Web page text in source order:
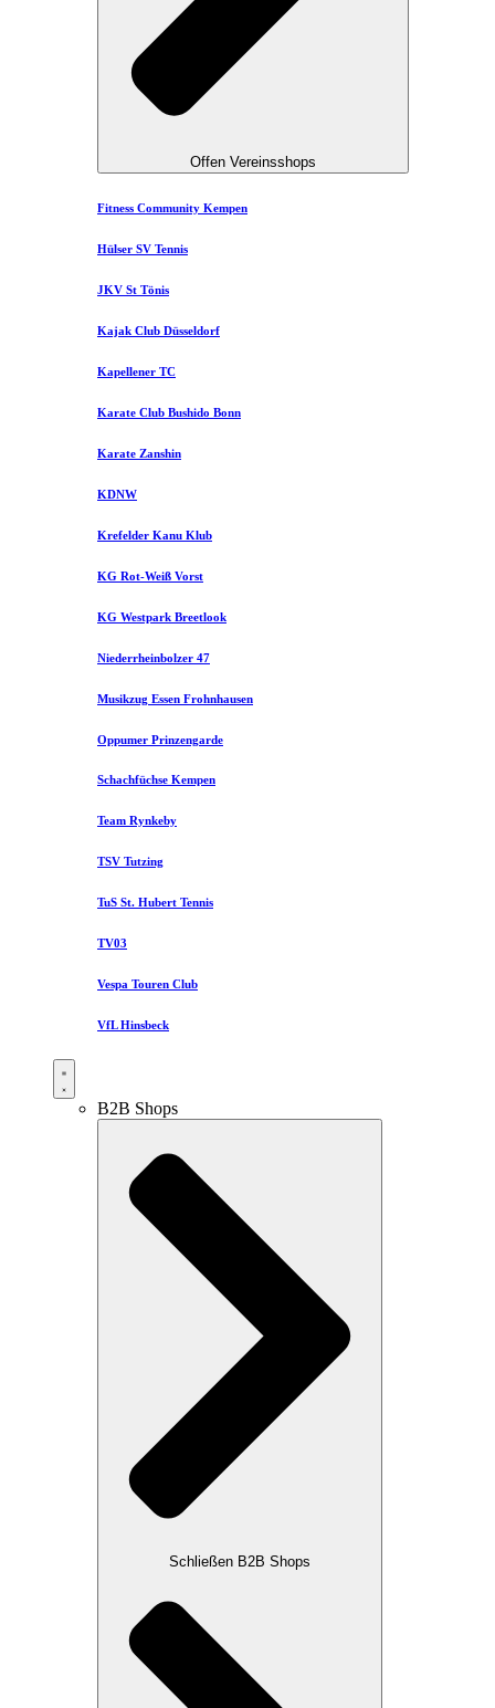
Offen Vereinsshops
Fitness Community Kempen
Hülser SV Tennis
JKV St Tönis
Kajak Club Düsseldorf
Kapellener TC
Karate Club Bushido Bonn
Karate Zanshin
KDNW
Krefelder Kanu Klub
KG Rot-Weiß Vorst
KG Westpark Breetlook
Niederrheinbolzer 47
Musikzug Essen Frohnhausen
Oppumer Prinzengarde
Schachfüchse Kempen
Team Rynkeby
TSV Tutzing
TuS St. Hubert Tennis
TV03
Vespa Touren Club
VfL Hinsbeck
B2B Shops
Schließen B2B Shops